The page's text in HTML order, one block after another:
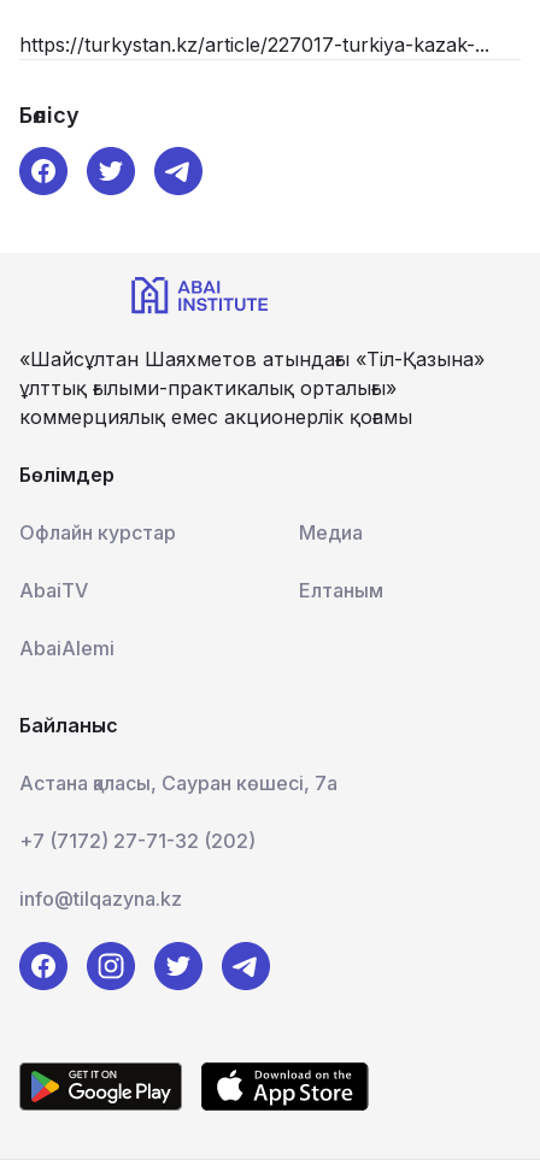
https://turkystan.kz/article/227017-turkiya-kazak-...
Бөлісу
«Шайсұлтан Шаяхметов атындағы «Тіл-Қазына»
ұлттық ғылыми-практикалық орталығы»
коммерциялық емес акционерлік қоғамы
Бөлімдер
Офлайн курстар Медиа
AbaiTV Елтаным
AbaiAlemi
Байланыс
Астана қаласы, Сауран көшесі, 7а
+7 (7172) 27-71-32 (202)
info@tilqazyna.kz